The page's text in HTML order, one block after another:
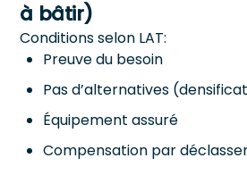
à bâtir)
Conditions selon LAT:
Preuve du besoin
Pas d’alternatives
Équipement assuré
Compensation par